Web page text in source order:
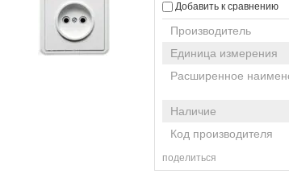
Добавить к сравнению
Производитель
Единица измерения
Расширенное
Наличие
Код производителя
поделиться